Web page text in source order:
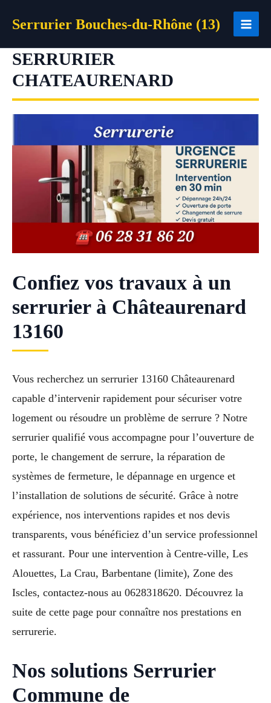
Serrurier Bouches-du-Rhône (13)
SERRURIER
CHATEAURENARD
Confiez vos travaux à un
serrurier à Châteaurenard
13160
Vous recherchez un serrurier 13160 Châteaurenard
capable d’intervenir rapidement pour sécuriser votre
logement ou résoudre un problème de serrure ? Notre
serrurier qualifié vous accompagne pour l’ouverture de
porte, le changement de serrure, la réparation de
systèmes de fermeture, le dépannage en urgence et
l’installation de solutions de sécurité. Grâce à notre
expérience, nos interventions rapides et nos devis
transparents, vous bénéficiez d’un service professionnel
et rassurant. Pour une intervention à Centre-ville, Les
Alouettes, La Crau, Barbentane (limite), Zone des
Iscles, contactez-nous au 0628318620. Découvrez la
suite de cette page pour connaître nos prestations en
serrurerie.
Nos solutions Serrurier
Commune de